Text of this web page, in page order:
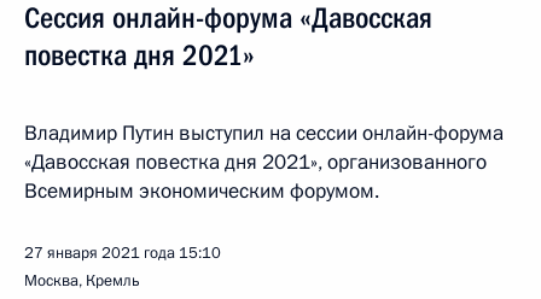
Сессия онлайн-форума «Давосская
повестка дня 2021»
Владимир Путин выступил на сессии онлайн-форума
«Давосская повестка дня 2021», организованного
Всемирным экономическим форумом.
27 января 2021 года 15:10
Москва, Кремль